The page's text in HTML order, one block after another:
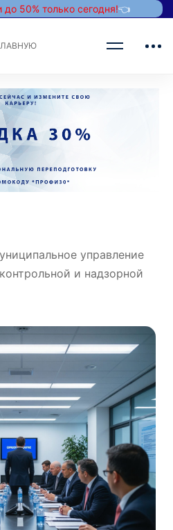
до 50% только сегодня!👈
управление
и надзорной